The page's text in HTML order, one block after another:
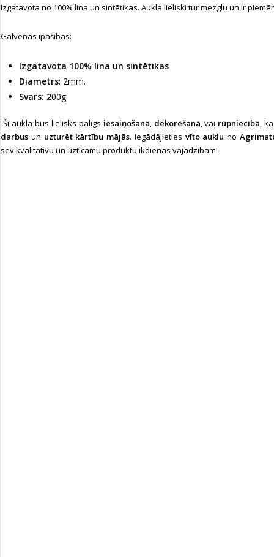
Izgatavota no 100% lina un sintētikas. Aukla lieliski tur mezglu un ir
Galvenās īpašības:
Izgatavota 100% lina un sintētikas
Diametrs: 2mm.
Svars: 200g
Šī aukla būs lielisks palīgs iesaiņošanā, dekorēšanā, vai rūpniecībā,
darbus un uzturēt kārtību mājās. Iegādājieties vīto auklu no
sev kvalitatīvu un uzticamu produktu ikdienas vajadzībām!